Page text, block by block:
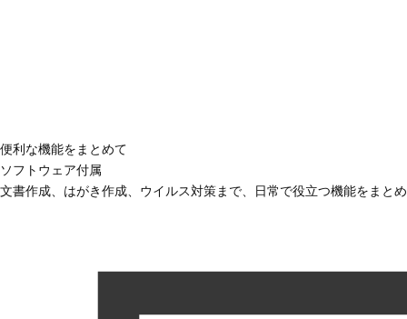
便利な機能をまとめて
ソフトウェア付属
文書作成、はがき作成、ウイルス対策まで、日常で役立つ機能をまと